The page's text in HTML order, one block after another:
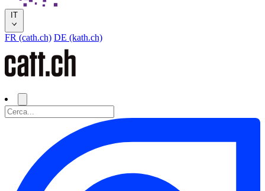
IT
FR (cath.ch) DE (kath.ch)